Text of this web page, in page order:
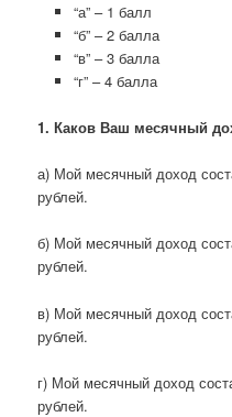
“а” – 1 балл
“б” – 2 балла
“в” – 3 балла
“г” – 4 балла
1. Каков Ваш месячный
а) Мой месячный доход
рублей.
б) Мой месячный доход
рублей.
в) Мой месячный доход
рублей.
г) Мой месячный доход
рублей.